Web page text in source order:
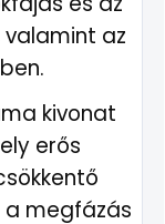
az
kivonat
erős
a megfázás